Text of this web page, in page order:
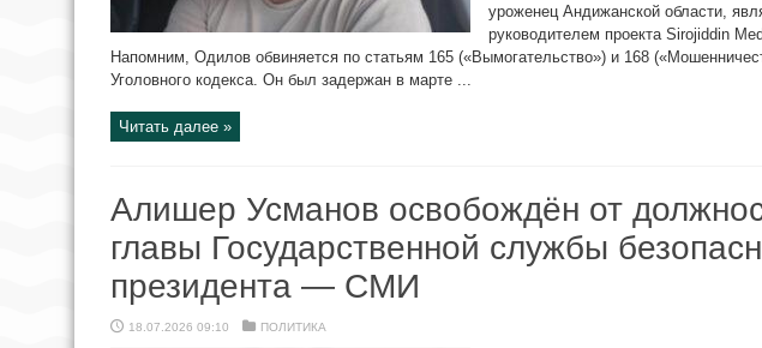
уроженец Андижанской области,
руководителем проекта Sirojiddin
Напомним, Одилов обвиняется по статьям 165 («Вымогательство») и 168
Уголовного кодекса. Он был задержан в марте ...
Читать далее »
Алишер Усманов освобождён от
главы Государственной службы
президента — СМИ
18.07.2026 09:10 ПОЛИТИКА